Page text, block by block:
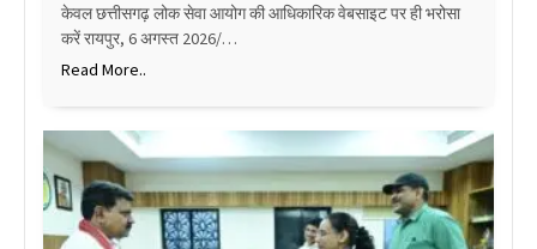
केवल छत्तीसगढ़ लोक सेवा आयोग की आधिकारिक वेबसाइट पर ही भरोसा
करें रायपुर, 6 अगस्त 2026/…
Read More..